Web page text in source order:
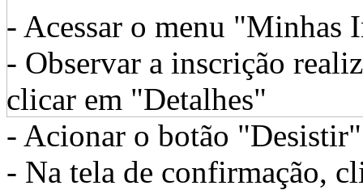
- Acessar o menu "Minhas
- Observar a inscrição
clicar em "Detalhes"
- Acionar o botão "Desistir"
- Na tela de confirmação,